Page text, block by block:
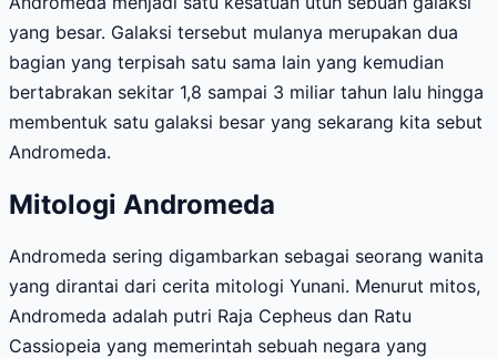
yang besar. Galaksi tersebut mulanya merupakan dua
bagian yang terpisah satu sama lain yang kemudian
bertabrakan sekitar 1,8 sampai 3 miliar tahun lalu hingga
membentuk satu galaksi besar yang sekarang kita sebut
Andromeda.
Mitologi Andromeda
Andromeda sering digambarkan sebagai seorang wanita
yang dirantai dari cerita mitologi Yunani. Menurut mitos,
Andromeda adalah putri Raja Cepheus dan Ratu
Cassiopeia yang memerintah sebuah negara yang